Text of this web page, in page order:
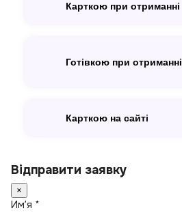
Карткою при отриманні
Готівкою при отриманні
Карткою на сайті
Відправити заявку
×
Имʼя *